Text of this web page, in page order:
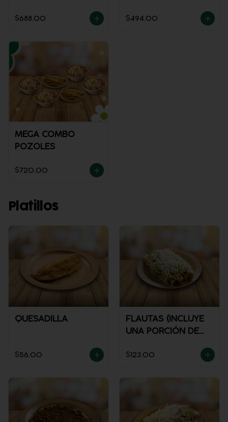
$688.00 $494.00
MEGA COMBO
POZOLES
$720.00
Platillos
QUESADILLA
$56.00
FLAUTAS (INCLUYE
UNA PORCIÓN DE
$123.00